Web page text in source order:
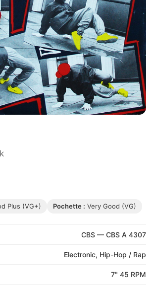
Plus (VG+) Pochette : Very Good (VG)
CBS — CBS A 4307
Electronic, Hip-Hop / Rap
7" 45 RPM